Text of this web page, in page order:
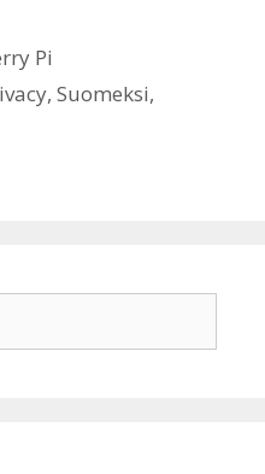
Pi
,Suomeksi,